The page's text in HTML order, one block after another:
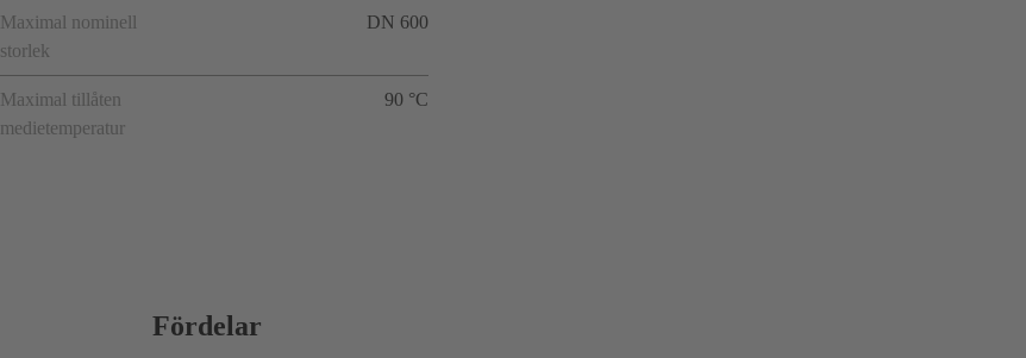
Maximal nominell
storlek
DN 600
Maximal tillåten
medietemperatur
90 °C
Fördelar